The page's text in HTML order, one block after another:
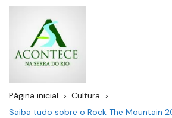
Página inicial
Cultura
Saiba tudo sobre o Rock The Mountain